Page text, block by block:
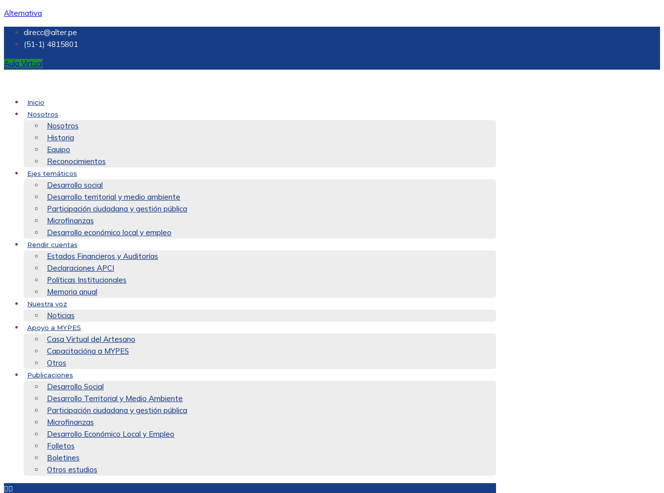
Alternativa
direcc@alter.pe
(51-1) 4815801
Aula Virtual
Inicio
Nosotros
Nosotros
Historia
Equipo
Reconocimientos
Ejes temáticos
Desarrollo social
Desarrollo territorial y medio ambiente
Participación ciudadana y gestión pública
Microfinanzas
Desarrollo económico local y empleo
Rendir cuentas
Estados Financieros y Auditorías
Declaraciones APCI
Políticas Institucionales
Memoria anual
Nuestra voz
Noticias
Apoyo a MYPES
Casa Virtual del Artesano
Capacitacióna a MYPES
Otros
Publicaciones
Desarrollo Social
Desarrollo Territorial y Medio Ambiente
Participación ciudadana y gestión pública
Microfinanzas
Desarrollo Económico Local y Empleo
Folletos
Boletines
Otros estudios